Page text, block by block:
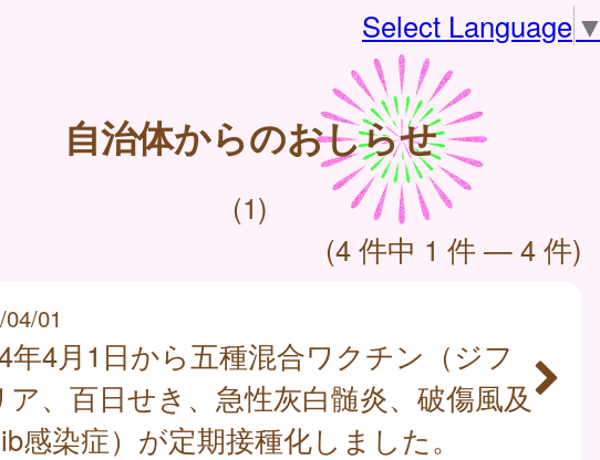
Select Language ▼
自治体からのおしらせ
(1)
(4 件中 1 件 — 4 件)
01
年4月1日から五種混合ワクチン（ジフ
ア、百日せき、急性灰白髄炎、破傷風及
感染症）が定期接種化しました。